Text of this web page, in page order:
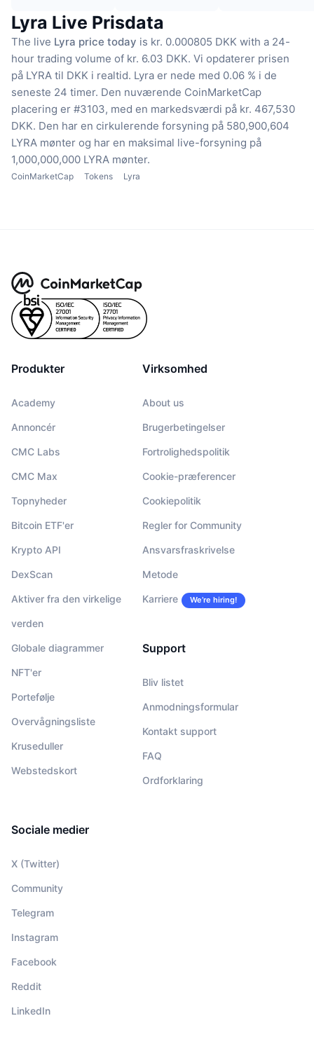
Lyra Live Prisdata
The live Lyra price today is kr. 0.000805 DKK with a 24-
hour trading volume of kr. 6.03 DKK. Vi opdaterer prisen
på LYRA til DKK i realtid. Lyra er nede med 0.06 % i de
seneste 24 timer. Den nuværende CoinMarketCap
placering er #3103, med en markedsværdi på kr. 467,530
DKK. Den har en cirkulerende forsyning på 580,900,604
LYRA mønter og har en maksimal live-forsyning på
1,000,000,000 LYRA mønter.
CoinMarketCap Tokens Lyra
Produkter
Academy
Annoncér
CMC Labs
CMC Max
Topnyheder
Bitcoin ETF'er
Krypto API
DexScan
Aktiver fra den virkelige
verden
Globale diagrammer
NFT'er
Portefølje
Overvågningsliste
Kruseduller
Webstedskort
Virksomhed
About us
Brugerbetingelser
Fortrolighedspolitik
Cookie-præferencer
Cookiepolitik
Regler for Community
Ansvarsfraskrivelse
Metode
Karriere We’re hiring!
Support
Bliv listet
Anmodningsformular
Kontakt support
FAQ
Ordforklaring
Sociale medier
X (Twitter)
Community
Telegram
Instagram
Facebook
Reddit
LinkedIn